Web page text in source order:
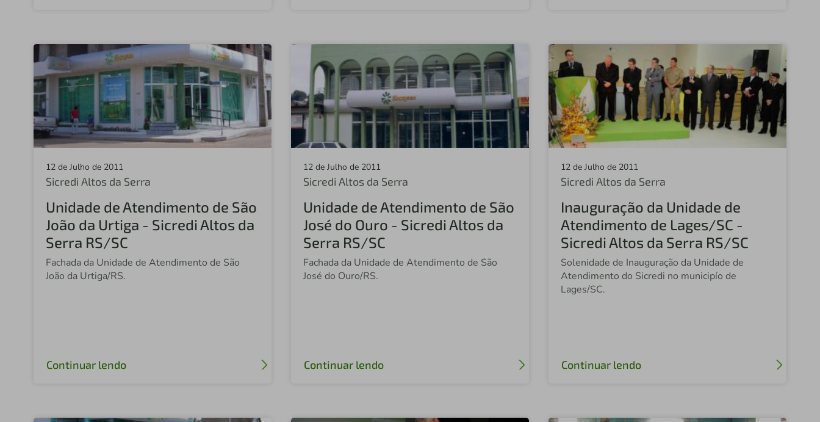
Sicredi Federal
Sicredi Campo Grande
Sicredi Celeiro Centro Oeste
Sicredi Altos da Serra
Sicredi São Cristóvão
Sicredi Nossa Terra
Sicredi Nova Alta Paulista SP
Sicredi Altos da Serra
Sicredi São Carlos
Central Sicredi Centro Norte
Sicredi Sudoeste MT
12 de Julho de 2011
Sicredi Altos da Serra
Unidade de Atendimento de São
João da Urtiga - Sicredi Altos da
Serra RS/SC
Fachada da Unidade de Atendimento de São
João da Urtiga/RS.
Continuar lendo
12 de Julho de 2011
Sicredi Altos da Serra
Unidade de Atendimento de São
José do Ouro - Sicredi Altos da
Serra RS/SC
Fachada da Unidade de Atendimento de São
José do Ouro/RS.
Continuar lendo
12 de Julho de 2011
Sicredi Altos da Serra
Inauguração da Unidade de
Atendimento de Lages/SC -
Sicredi Altos da Serra RS/SC
Solenidade de Inauguração da Unidade de
Atendimento do Sicredi no municipío de
Lages/SC.
Continuar lendo